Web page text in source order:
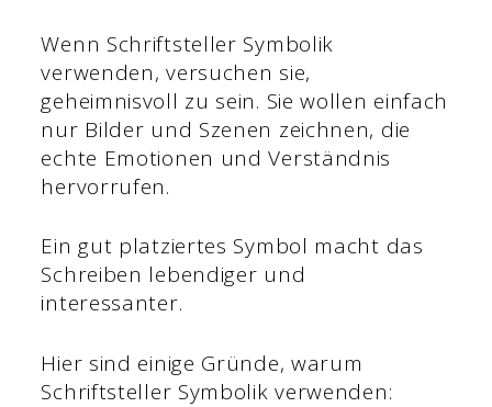
Wenn Schriftsteller Symbolik
verwenden, versuchen sie,
geheimnisvoll zu sein. Sie wollen einfach
nur Bilder und Szenen zeichnen, die
echte Emotionen und Verständnis
hervorrufen.
Ein gut platziertes Symbol macht das
Schreiben lebendiger und
interessanter.
Hier sind einige Gründe, warum
Schriftsteller Symbolik verwenden: